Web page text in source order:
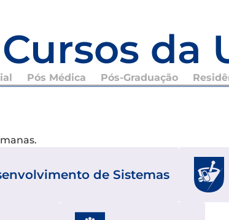
da
Pós Médica Pós-Graduação
de Sistemas